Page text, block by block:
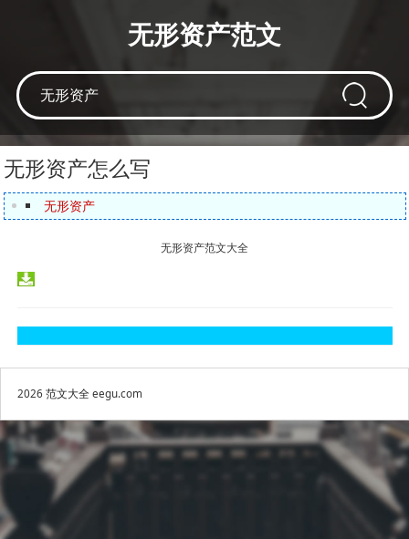
无形资产范文
无形资产怎么写
无形资产
无形资产范文大全
2026 范文大全eegu.com